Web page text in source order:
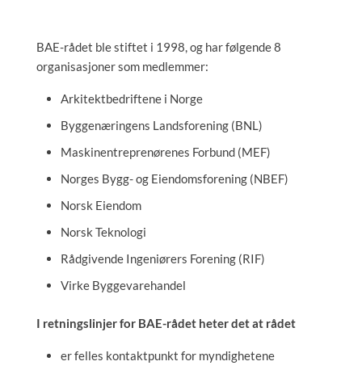
BAE-rådet ble stiftet i 1998, og har følgende 8
organisasjoner som medlemmer:
Arkitektbedriftene i Norge
Byggenæringens Landsforening (BNL)
Maskinentreprenørenes Forbund (MEF)
Norges Bygg- og Eiendomsforening (NBEF)
Norsk Eiendom
Norsk Teknologi
Rådgivende Ingeniørers Forening (RIF)
Virke Byggevarehandel
I retningslinjer for BAE-rådet heter det at rådet
er felles kontaktpunkt for myndighetene